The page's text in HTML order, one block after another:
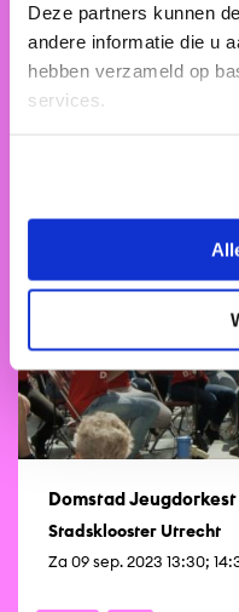
Deze partners kunnen
andere informatie die u
hebben verzameld op
services.
Domstad
Stadsklooster Utrecht
Za 09 sep. 2023 13:30;